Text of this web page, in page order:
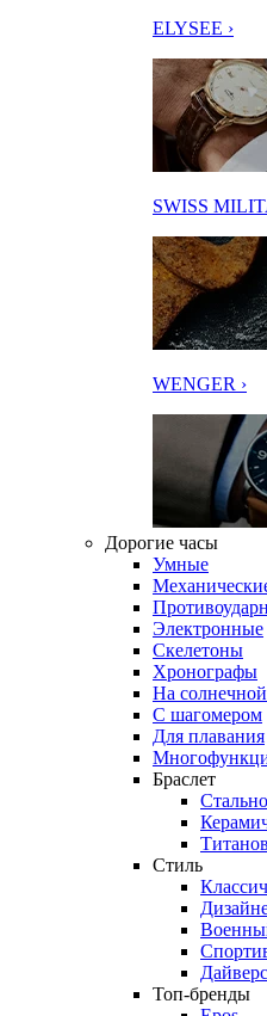
ELYSEE ›
SWISS
WENGER ›
Дорогие часы
Умные
Электронные
Скелетоны
Хронографы
На солнечной
С шагомером
Для плавания
Браслет
Стиль
Топ-бренды